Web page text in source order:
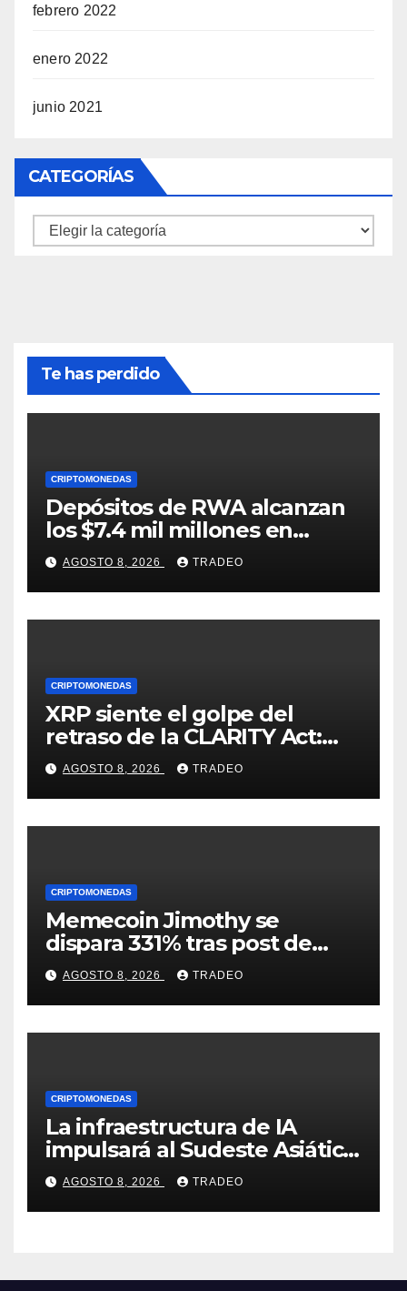
febrero 2022
enero 2022
junio 2021
CATEGORÍAS
Categorías
Te has perdido
CRIPTOMONEDAS
Depósitos de RWA alcanzan
los $7.4 mil millones en
medio de la caída de DeFi
AGOSTO 8, 2026 TRADEO
CRIPTOMONEDAS
XRP siente el golpe del
retraso de la CLARITY Act:
¿Podrá mantenerse por
encima de $1?
AGOSTO 8, 2026 TRADEO
CRIPTOMONEDAS
Memecoin Jimothy se
dispara 331% tras post de
Elon Musk sobre un
mapache
AGOSTO 8, 2026 TRADEO
CRIPTOMONEDAS
La infraestructura de IA
impulsará al Sudeste Asiático,
destaca United Overseas
Bank
AGOSTO 8, 2026 TRADEO